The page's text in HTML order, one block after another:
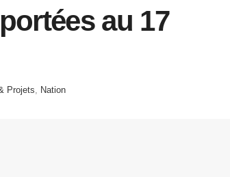
au 17
Projets Nation